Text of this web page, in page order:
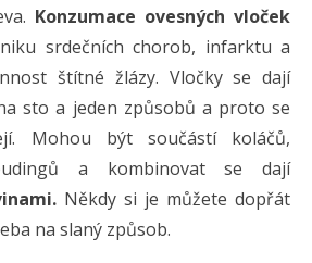
Konzumace ovesných vloček
srdečních chorob, infarktu a
štítné žlázy. Vločky se dají
sto a jeden způsobů a proto se
Mohou být součástí koláčů,
a kombinovat se dají
Někdy si je můžete dopřát
na slaný způsob.